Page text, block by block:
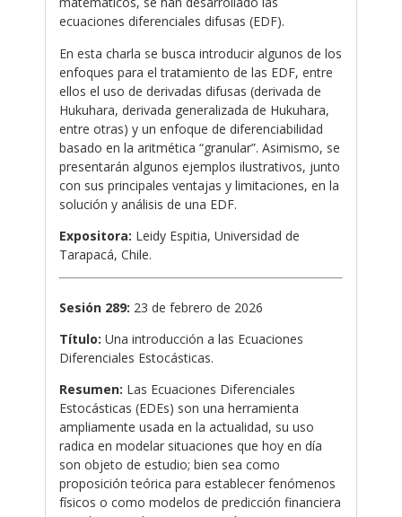
ecuaciones diferenciales difusas (EDF).
En esta charla se busca introducir algunos de los
enfoques para el tratamiento de las EDF, entre
ellos el uso de derivadas difusas (derivada de
Hukuhara, derivada generalizada de Hukuhara,
entre otras) y un enfoque de diferenciabilidad
basado en la aritmética “granular”. Asimismo, se
presentarán algunos ejemplos ilustrativos, junto
con sus principales ventajas y limitaciones, en la
solución y análisis de una EDF.
Expositora: Leidy Espitia, Universidad de
Tarapacá, Chile.
Sesión 289: 23 de febrero de 2026
Título: Una introducción a las Ecuaciones
Diferenciales Estocásticas.
Resumen: Las Ecuaciones Diferenciales
Estocásticas (EDEs) son una herramienta
ampliamente usada en la actualidad, su uso
radica en modelar situaciones que hoy en día
son objeto de estudio; bien sea como
proposición teórica para establecer fenómenos
físicos o como modelos de predicción financiera